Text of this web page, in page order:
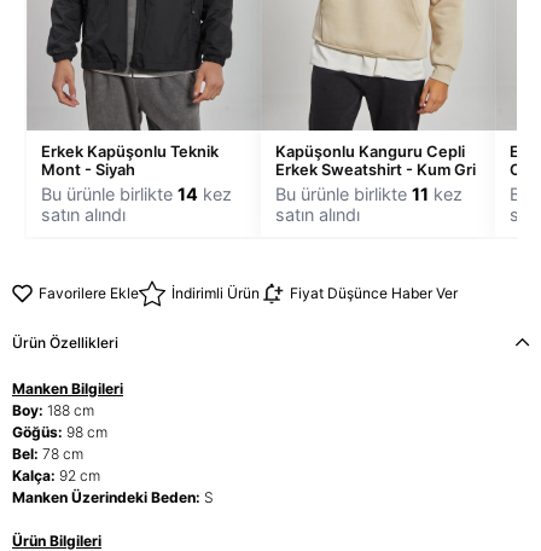
Erkek Kapüşonlu Teknik
Mont - Siyah
Bu ürünle birlikte 14 kez
satın alındı
Kapüşonlu Kanguru Cepli
Erkek Sweatshirt - Kum Gri
Bu ürünle birlikte 11 kez
satın alındı
Bu
Favorilere Ekle İndirimli Ürün Fiyat Düşünce Haber Ver
Ürün Özellikleri
Manken Bilgileri
Boy: 188 cm
Göğüs: 98 cm
Bel: 78 cm
Kalça: 92 cm
Manken Üzerindeki Beden: S
Ürün Bilgileri